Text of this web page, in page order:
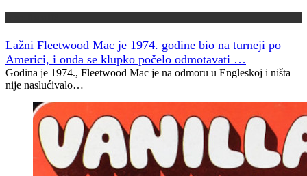
Lažni Fleetwood Mac je 1974. godine bio na turneji po
Americi, i onda se klupko počelo odmotavati …
Godina je 1974., Fleetwood Mac je na odmoru u Engleskoj i ništa
nije naslućivalo…